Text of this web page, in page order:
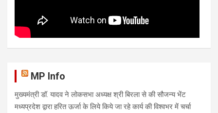
MP Info
मुख्यमंत्री डॉ. यादव ने लोकसभा अध्यक्ष श्री बिरला से की सौजन्य भेंट
मध्यप्रदेश द्वारा हरित ऊर्जा के लिये किये जा रहे कार्य की विश्वभर में चर्चा